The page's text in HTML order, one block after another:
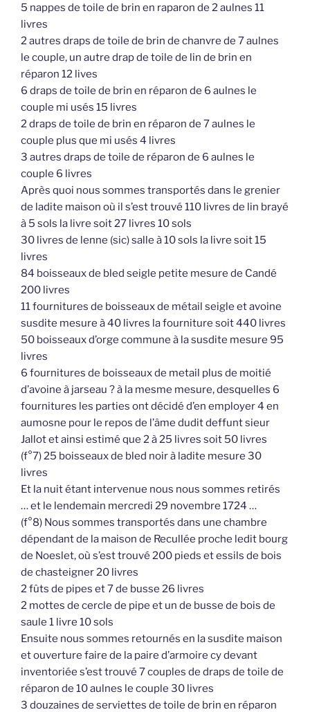
5 nappes de toile de brin en raparon de 2 aulnes 11
livres
2 autres draps de toile de brin de chanvre de 7 aulnes
le couple, un autre drap de toile de lin de brin en
réparon 12 lives
6 draps de toile de brin en réparon de 6 aulnes le
couple mi usés 15 livres
2 draps de toile de brin en réparon de 7 aulnes le
couple plus que mi usés 4 livres
3 autres draps de toile de réparon de 6 aulnes le
couple 6 livres
Après quoi nous sommes transportés dans le grenier
de ladite maison où il s’est trouvé 110 livres de lin brayé
à 5 sols la livre soit 27 livres 10 sols
30 livres de lenne (sic) salle à 10 sols la livre soit 15
livres
84 boisseaux de bled seigle petite mesure de Candé
200 livres
11 fournitures de boisseaux de métail seigle et avoine
susdite mesure à 40 livres la fourniture soit 440 livres
50 boisseaux d’orge commune à la susdite mesure 95
livres
6 fournitures de boisseaux de metail plus de moitié
d’avoine à jarseau ? à la mesme mesure, desquelles 6
fournitures les parties ont décidé d’en employer 4 en
aumosne pour le repos de l’âme dudit deffunt sieur
Jallot et ainsi estimé que 2 à 25 livres soit 50 livres
(f°7) 25 boisseaux de bled noir à ladite mesure 30
livres
Et la nuit étant intervenue nous nous sommes retirés
… et le lendemain mercredi 29 novembre 1724 …
(f°8) Nous sommes transportés dans une chambre
dépendant de la maison de Recullée proche ledit bourg
de Noeslet, où s’est trouvé 200 pieds et essils de bois
de chasteigner 20 livres
2 fûts de pipes et 7 de busse 26 livres
2 mottes de cercle de pipe et un de busse de bois de
saule 1 livre 10 sols
Ensuite nous sommes retournés en la susdite maison
et ouverture faire de la paire d’armoire cy devant
inventoriée s’est trouvé 7 couples de draps de toile de
réparon de 10 aulnes le couple 30 livres
3 douzaines de serviettes de toile de brin en réparon